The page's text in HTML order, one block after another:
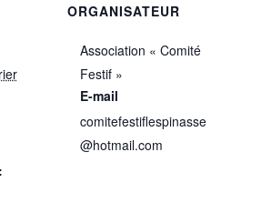
ORGANISATEUR
Association « Comité
Festif »
E-mail
comitefestiflespinasse
@hotmail.com